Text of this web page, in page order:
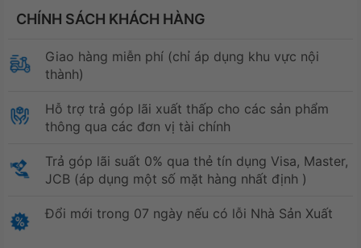
CHÍNH SÁCH KHÁCH HÀNG
Giao hàng miễn phí (chỉ áp dụng khu vực nội
thành)
Hỗ trợ trả góp lãi xuất thấp cho các sản phẩm
thông qua các đơn vị tài chính
Trả góp lãi suất 0% qua thẻ tín dụng Visa, Master,
JCB (áp dụng một số mặt hàng nhất định )
Đổi mới trong 07 ngày nếu có lỗi Nhà Sản Xuất